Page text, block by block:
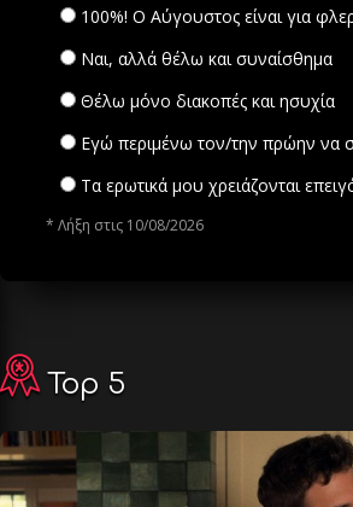
100%! Ο Αύγουστος είναι για
Ναι, αλλά θέλω και συναίσθημα
Θέλω μόνο διακοπές και ησυχία
Εγώ περιμένω τον/την πρώην να
Τα ερωτικά μου χρειάζονται
* Λήξη στις 10/08/2026
Top 5